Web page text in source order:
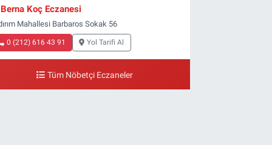
Berna Koç Eczanesi
Mahallesi Barbaros Sokak 56
0 (212) 616 43 91 Yol Tarifi Al
Tüm Nöbetçi Eczaneler